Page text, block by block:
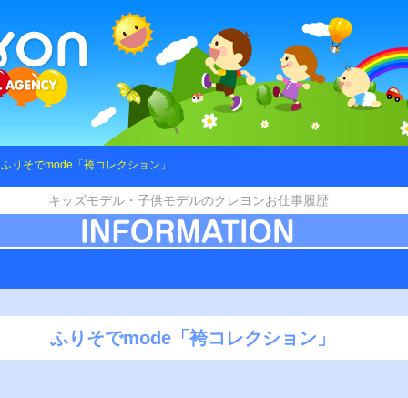
ふりそでmode「袴コレクション」
キッズモデル・子供モデルのクレヨンお仕事履歴
ふりそでmode「袴コレクション」